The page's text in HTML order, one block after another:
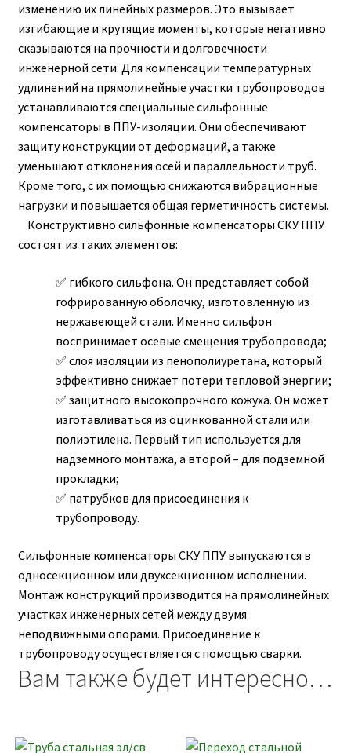
изменению их линейных размеров. Это вызывает
изгибающие и крутящие моменты, которые негативно
сказываются на прочности и долговечности
инженерной сети. Для компенсации температурных
удлинений на прямолинейные участки трубопроводов
устанавливаются специальные сильфонные
компенсаторы в ППУ-изоляции. Они обеспечивают
защиту конструкции от деформаций, а также
уменьшают отклонения осей и параллельности труб.
Кроме того, с их помощью снижаются вибрационные
нагрузки и повышается общая герметичность системы.
Конструктивно сильфонные компенсаторы СКУ ППУ
состоят из таких элементов:
гибкого сильфона. Он представляет собой
гофрированную оболочку, изготовленную из
нержавеющей стали. Именно сильфон
воспринимает осевые смещения трубопровода;
слоя изоляции из пенополиуретана, который
эффективно снижает потери тепловой энергии;
защитного высокопрочного кожуха. Он может
изготавливаться из оцинкованной стали или
полиэтилена. Первый тип используется для
надземного монтажа, а второй – для подземной
прокладки;
патрубков для присоединения к
трубопроводу.
Сильфонные компенсаторы СКУ ППУ выпускаются в
односекционном или двухсекционном исполнении.
Монтаж конструкций производится на прямолинейных
участках инженерных сетей между двумя
неподвижными опорами. Присоединение к
трубопроводу осуществляется с помощью сварки.
Вам также будет интересно…